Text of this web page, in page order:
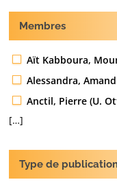
Membres
Aït Kabboura,
Alessandra,
Anctil, Pierre (U.
[…]
Type de